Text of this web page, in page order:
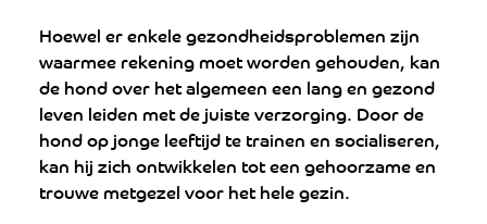
Hoewel er enkele gezondheidsproblemen zijn
waarmee rekening moet worden gehouden, kan
de hond over het algemeen een lang en gezond
leven leiden met de juiste verzorging. Door de
hond op jonge leeftijd te trainen en socialiseren,
kan hij zich ontwikkelen tot een gehoorzame en
trouwe metgezel voor het hele gezin.